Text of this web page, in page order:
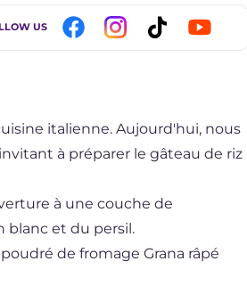
US
italienne. Aujourd'hui, nous
à préparer le gâteau de riz
à une couche de
blanc et du persil.
de fromage Grana râpé